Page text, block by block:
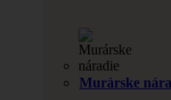
Murárske